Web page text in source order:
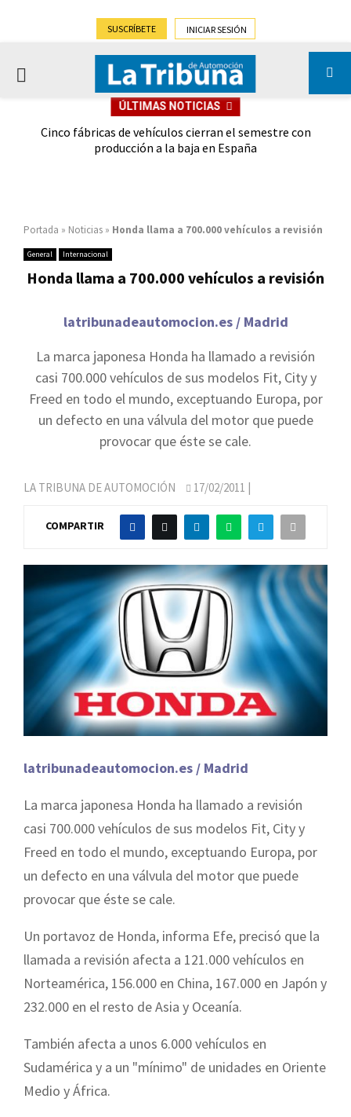
SUSCRÍBETE INICIAR SESIÓN
PRIMARY
ÚLTIMAS NOTICIAS
Cinco fábricas de vehículos cierran el semestre con
producción a la baja en España
Portada » Noticias » Honda llama a 700.000 vehículos a revisión
General Internacional
Honda llama a 700.000 vehículos a revisión
latribunadeautomocion.es / Madrid
La marca japonesa Honda ha llamado a revisión
casi 700.000 vehículos de sus modelos Fit, City y
Freed en todo el mundo, exceptuando Europa, por
un defecto en una válvula del motor que puede
provocar que éste se cale.
LA TRIBUNA DE AUTOMOCIÓN 17/02/2011 |
COMPARTIR
latribunadeautomocion.es / Madrid
La marca japonesa Honda ha llamado a revisión
casi 700.000 vehículos de sus modelos Fit, City y
Freed en todo el mundo, exceptuando Europa, por
un defecto en una válvula del motor que puede
provocar que éste se cale.
Un portavoz de Honda, informa Efe, precisó que la
llamada a revisión afecta a 121.000 vehículos en
Norteamérica, 156.000 en China, 167.000 en Japón y
232.000 en el resto de Asia y Oceanía.
También afecta a unos 6.000 vehículos en
Sudamérica y a un "mínimo" de unidades en Oriente
Medio y África.